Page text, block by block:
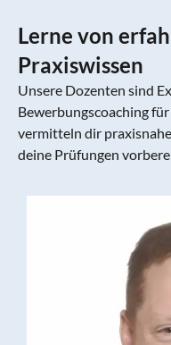
Lerne von
Praxiswissen
Unsere Dozenten sind
Bewerbungscoaching
vermitteln dir
deine Prüfungen